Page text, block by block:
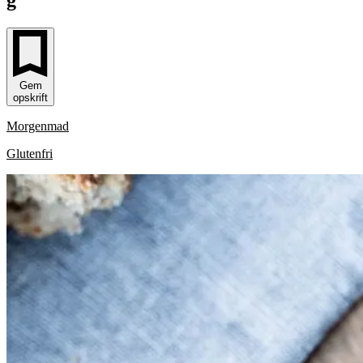
Gem
opskrift
Morgenmad
Glutenfri
G
a
Grov Grov dildpesto dildpesto